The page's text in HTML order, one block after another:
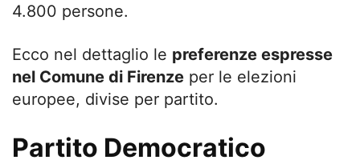
4.800 persone.
Ecco nel dettaglio le preferenze espresse
nel Comune di Firenze per le elezioni
europee, divise per partito.
Partito Democratico